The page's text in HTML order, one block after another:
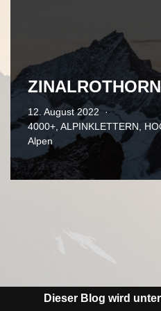
12. August 2022
4000+, ALPINKLETTERN ,
Alpen
Dieser Blog wird